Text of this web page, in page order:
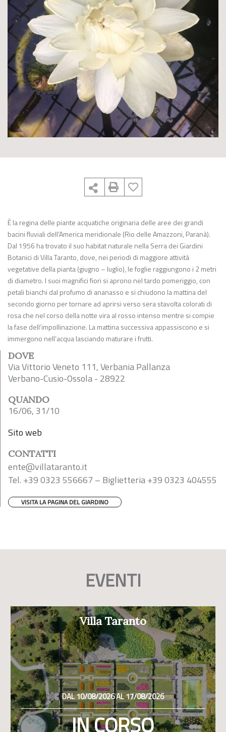
È la regina delle piante acquatiche originaria delle aree dei grandi
bacini fluviali dell’America meridionale (Rio delle Amazzoni, Paranà).
Dal 1956 ha trovato il suo habitat naturale nella Serra dei Giardini
Botanici di Villa Taranto, dove, nei periodi di maggiore attività
vegetative della pianta (giugno – luglio), le foglie raggiungono i 2 metri
di diametro. I suoi magnifici fiori si aprono nel tardo pomeriggio, con
petali bianchi dal profumo di ananasso e si chiudono la mattina del
secondo giorno per tornare ad aprirsi verso sera stavolta colorati di
rosa che nel corso della notte vira al rosso intenso mentre si compie
la fase dell’impollinazione. La mattina successiva appassiscono e si
immergono nell’acqua lasciando maturare i frutti.
DOVE
Via Vittorio Veneto 111, Verbania Pallanza
Verbano-Cusio-Ossola - 28922
QUANDO
16/06, 31/10
Sito web
CONTATTI
ente@villataranto.it
Tel. +39 0323 556667 – Biglietteria +39 0323 404555
VISITA LA PAGINA DEL GIARDINO
EVENTI
Villa Taranto
DAL 10/08/2026 AL 17/08/2026
IN CORSO